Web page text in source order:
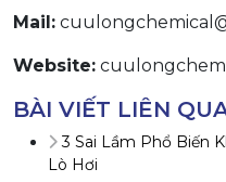
Mail:
Website:
BÀI VIẾT LIÊN
3 Sai Lầm Phổ Biến
Lò Hơi